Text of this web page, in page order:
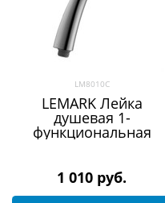
LM8010C
LEMARK Лейка
душевая 1-
функциональная
1 010 руб.